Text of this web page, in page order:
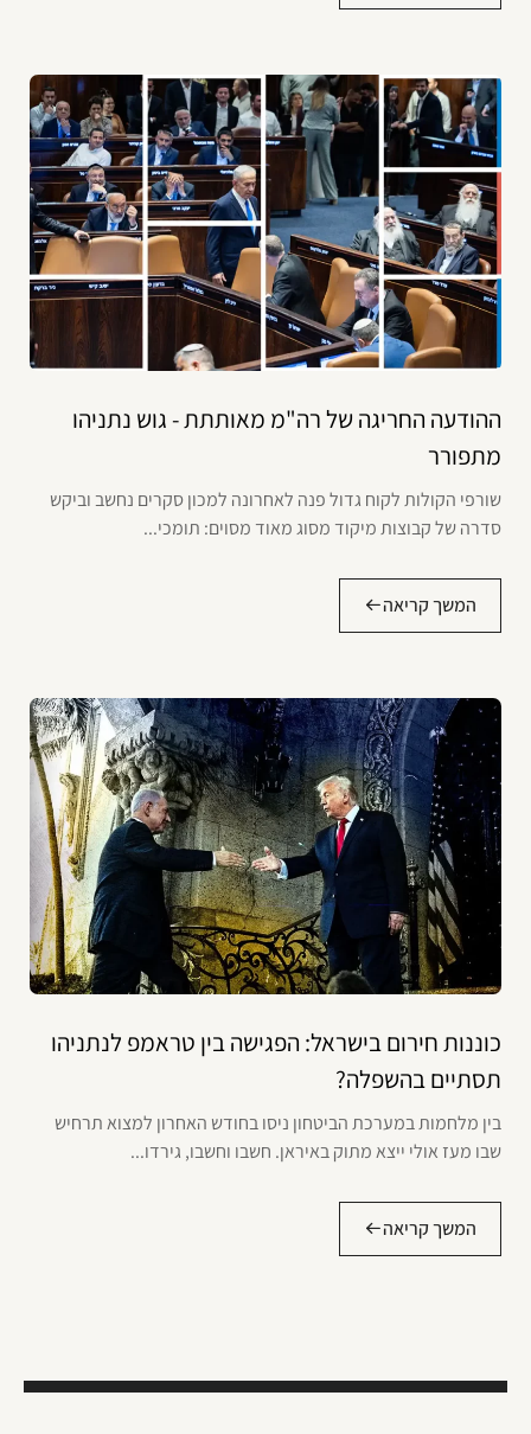
ההודעה החריגה של רה"מ מאותתת - גוש נתניהו
מתפורר
שורפי הקולות לקוח גדול פנה לאחרונה למכון סקרים נחשב וביקש
סדרה של קבוצות מיקוד מסוג מאוד מסוים: תומכי...
המשך קריאה
כוננות חירום בישראל: הפגישה בין טראמפ לנתניהו
תסתיים בהשפלה?
בין מלחמות במערכת הביטחון ניסו בחודש האחרון למצוא תרחיש
שבו מעז אולי ייצא מתוק באיראן. חשבו וחשבו, גירדו...
המשך קריאה